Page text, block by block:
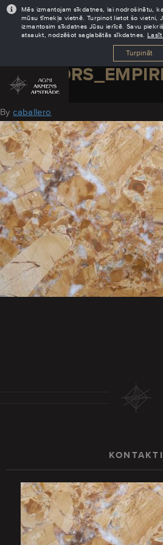
Mēs izmantojam sīkdatnes, lai nodrošinātu,
mūsu tīmekļa vietnē. Turpinot lietot šo vietni,
izmantosim sīkdatnes Jūsu ierīcē. Savu
atsaukt, nodzēšot saglabātās sīkdatnes. Lasīt
Turpināt
August 10, 2016
Bycaballero
KONTAKTI